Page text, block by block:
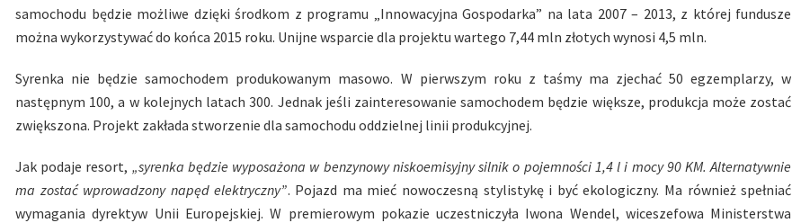
samochodu będzie możliwe dzięki środkom z programu „Innowacyjna Gospodarka” na lata 2007 – 2013, z której fundusze
można wykorzystywać do końca 2015 roku. Unijne wsparcie dla projektu wartego 7,44 mln złotych wynosi 4,5 mln.
Syrenka nie będzie samochodem produkowanym masowo. W pierwszym roku z taśmy ma zjechać 50 egzemplarzy, w
następnym 100, a w kolejnych latach 300. Jednak jeśli zainteresowanie samochodem będzie większe, produkcja może zostać
zwiększona. Projekt zakłada stworzenie dla samochodu oddzielnej linii produkcyjnej.
Jak podaje resort, „syrenka będzie wyposażona w benzynowy niskoemisyjny silnik o pojemności 1,4 l i mocy 90 KM. Alternatywnie
ma zostać wprowadzony napęd elektryczny”. Pojazd ma mieć nowoczesną stylistykę i być ekologiczny. Ma również spełniać
wymagania dyrektyw Unii Europejskiej. W premierowym pokazie uczestniczyła Iwona Wendel, wiceszefowa Ministerstwa